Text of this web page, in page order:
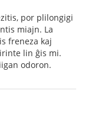
por plilongigi
miajn. La
freneza kaj
lin ĝis mi.
odoron.